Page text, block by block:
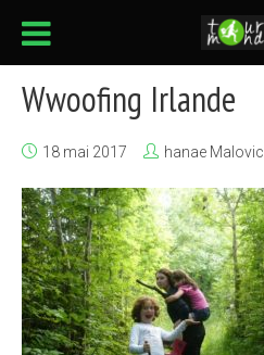
Wwoofing Irlande
18 mai 2017 hanae Malovic